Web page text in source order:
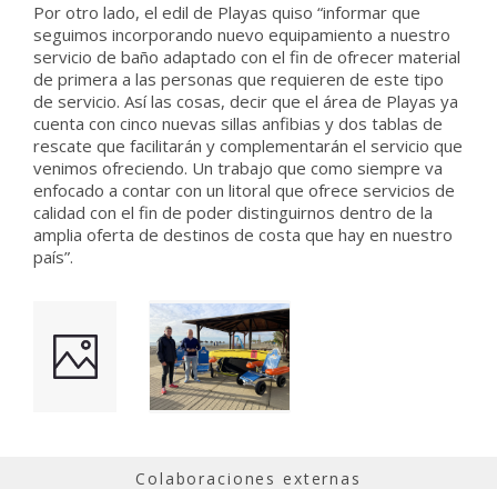
Por otro lado, el edil de Playas quiso “informar que
seguimos incorporando nuevo equipamiento a nuestro
servicio de baño adaptado con el fin de ofrecer material
de primera a las personas que requieren de este tipo
de servicio. Así las cosas, decir que el área de Playas ya
cuenta con cinco nuevas sillas anfibias y dos tablas de
rescate que facilitarán y complementarán el servicio que
venimos ofreciendo. Un trabajo que como siempre va
enfocado a contar con un litoral que ofrece servicios de
calidad con el fin de poder distinguirnos dentro de la
amplia oferta de destinos de costa que hay en nuestro
país”.
Colaboraciones externas